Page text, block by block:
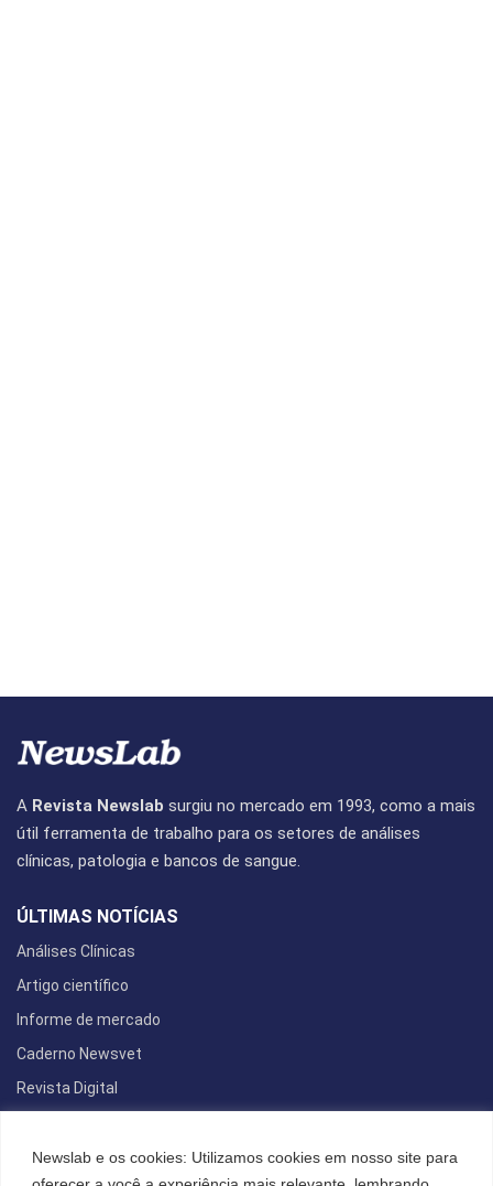
Newslab e os cookies: Utilizamos cookies em nosso site para
A Revista Newslab surgiu no mercado em 1993, como a mais
útil ferramenta de trabalho para os setores de análises
clínicas, patologia e bancos de sangue.
ÚLTIMAS NOTÍCIAS
Análises Clínicas
Artigo científico
Informe de mercado
Caderno Newsvet
Revista Digital